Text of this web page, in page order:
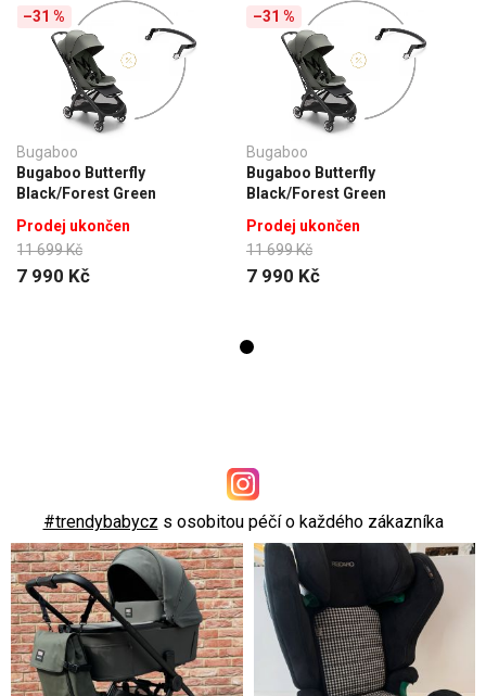
–31 %
Bugaboo
Bugaboo Butterfly
Black/Forest Green
11 699 Kč
7 990 Kč
Prodej ukončen
–31 %
Bugaboo
Bugaboo Butterfly
Black/Forest Green
11 699 Kč
7 990 Kč
Prodej ukončen
#trendybabycz s osobitou péčí o každého zákazníka